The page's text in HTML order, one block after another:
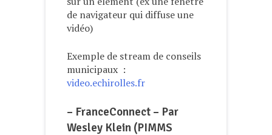
de navigateur qui diffuse une
vidéo)
Exemple de stream de conseils
municipaux :
video.echirolles.fr
– FranceConnect – Par
Wesley Klein (PIMMS